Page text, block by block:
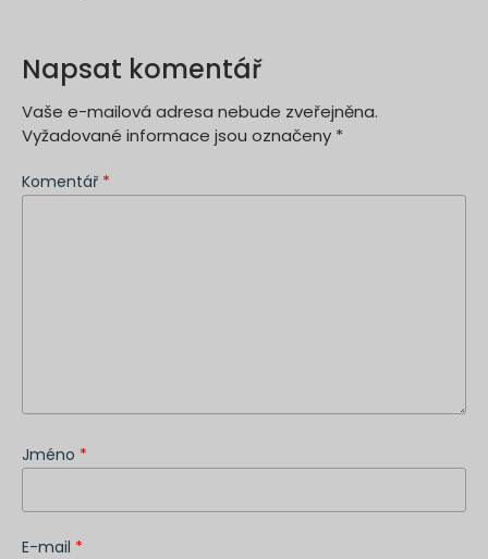
Napsat komentář
Vaše e-mailová adresa nebude zveřejněna.
Vyžadované informace jsou označeny *
Komentář *
Jméno *
E-mail *